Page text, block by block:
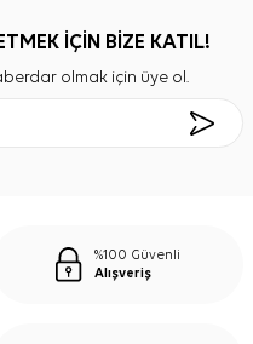
İÇİN BİZE KATIL!
olmak için üye ol.
%100 Güvenli
Alışveriş